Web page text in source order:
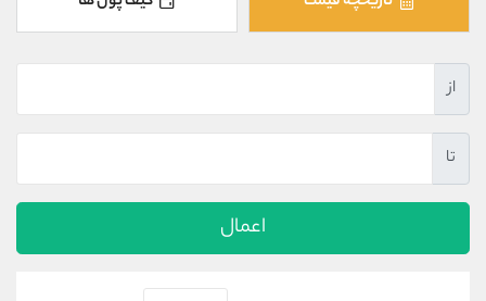
از
تا
اعمال
@alirezamehrabi_official